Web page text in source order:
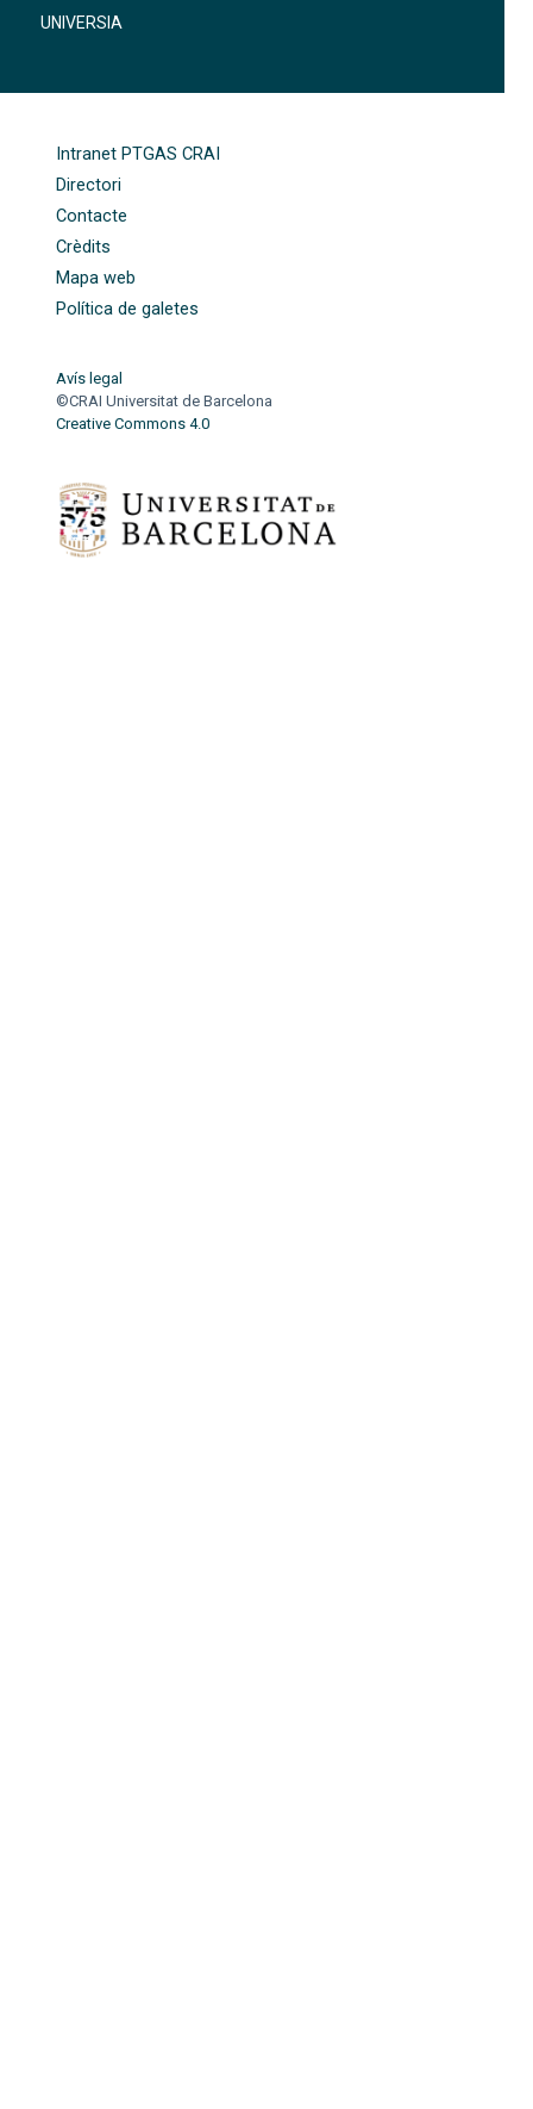
UNIVERSIA
Intranet PTGAS CRAI
Directori
Contacte
Crèdits
Mapa web
Política de galetes
Avís legal
©CRAI Universitat de Barcelona
Creative Commons 4.0